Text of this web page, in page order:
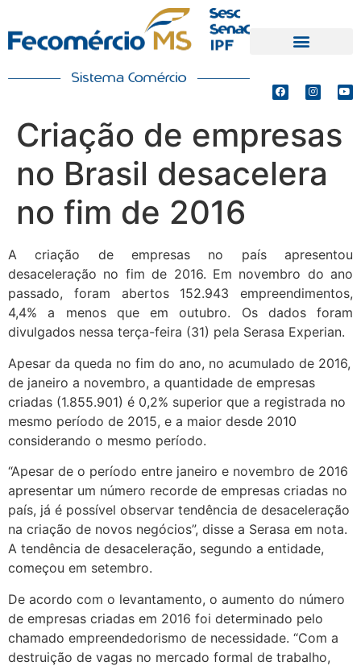
Criação de empresas
no Brasil desacelera
no fim de 2016
A criação de empresas no país apresentou
desaceleração no fim de 2016. Em novembro do ano
passado, foram abertos 152.943 empreendimentos,
4,4% a menos que em outubro. Os dados foram
divulgados nessa terça-feira (31) pela Serasa Experian.
Apesar da queda no fim do ano, no acumulado de 2016,
de janeiro a novembro, a quantidade de empresas
criadas (1.855.901) é 0,2% superior que a registrada no
mesmo período de 2015, e a maior desde 2010
considerando o mesmo período.
“Apesar de o período entre janeiro e novembro de 2016
apresentar um número recorde de empresas criadas no
país, já é possível observar tendência de desaceleração
na criação de novos negócios”, disse a Serasa em nota.
A tendência de desaceleração, segundo a entidade,
começou em setembro.
De acordo com o levantamento, o aumento do número
de empresas criadas em 2016 foi determinado pelo
chamado empreendedorismo de necessidade. “Com a
destruição de vagas no mercado formal de trabalho,